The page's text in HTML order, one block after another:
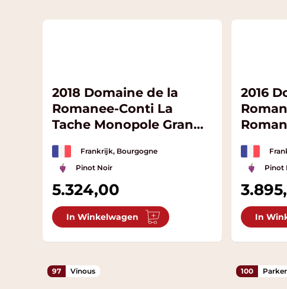
2018 Domaine de la
Romanee-Conti La
Tache Monopole Grand
Frankrijk, Bourgogne
Pinot Noir
5.324,00
In Winkelwagen
2016
Pinot
In
97 Vinous 100 Parker